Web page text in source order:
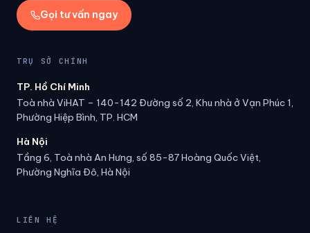
Gọi tư vấn ngay
TRỤ SỞ CHÍNH
TP. Hồ Chí Minh
Toà nhà ViHAT – 140-142 Đường số 2, Khu nhà ở Vạn Phúc 1,
Phường Hiệp Bình, TP. HCM
Hà Nội
Tầng 6, Toà nhà An Hưng, số 85-87 Hoàng Quốc Việt,
Phường Nghĩa Đô, Hà Nội
LIÊN HỆ